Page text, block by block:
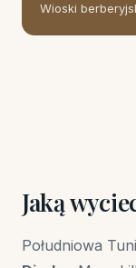
Wioski
Jaką
Południowa